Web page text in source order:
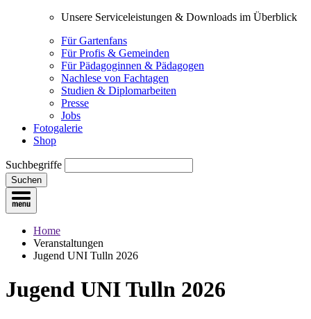
Unsere Serviceleistungen & Downloads im Überblick
Für Gartenfans
Für Profis & Gemeinden
Für Pädagoginnen & Pädagogen
Nachlese von Fachtagen
Studien & Diplomarbeiten
Presse
Jobs
Fotogalerie
Shop
Suchbegriffe
Suchen
Home
Veranstaltungen
Jugend UNI Tulln 2026
Jugend UNI Tulln 2026